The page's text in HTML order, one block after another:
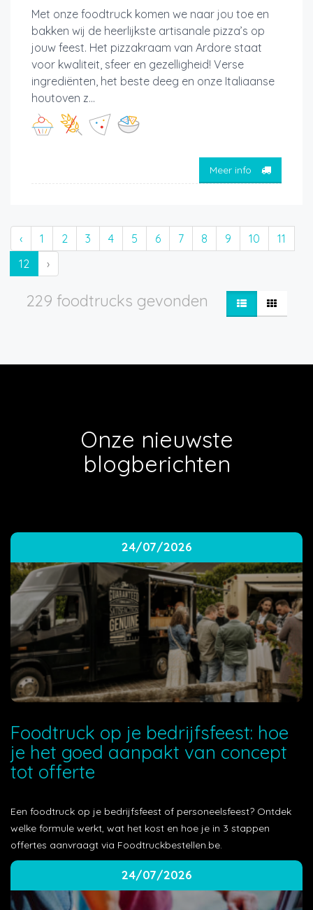
Met onze foodtruck komen we naar jou toe en
bakken wij de heerlijkste artisanale pizza’s op
jouw feest. Het pizzakraam van Ardore staat
voor kwaliteit, sfeer en gezelligheid! Verse
ingrediënten, het beste deeg en onze Italiaanse
houtoven z...
Meer info
‹ 1 2 3 4 5 6 7 8 9 10
11
12
›
229 foodtrucks gevonden
Onze nieuwste
blogberichten
24/07/2026
Foodtruck op je bedrijfsfeest: hoe
je het goed aanpakt van concept
tot offerte
Een foodtruck op je bedrijfsfeest of personeelsfeest? Ontdek
welke formule werkt, wat het kost en hoe je in 3 stappen
offertes aanvraagt via Foodtruckbestellen.be.
24/07/2026